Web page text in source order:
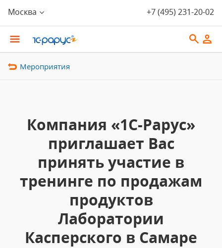
Москва +7 (495) 231-20-02
Мероприятия
Компания «1С-Рарус»
приглашает Вас
принять участие в
тренинге по продажам
продуктов
Лаборатории
Касперского в Самаре